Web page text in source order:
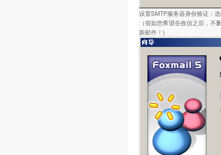
设置SMTP服务器身份验证：
（假如您希望在收信之后，
新邮件！)